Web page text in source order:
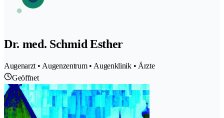
Dr. med. Schmid Esther
Augenarzt • Augenzentrum • Augenklinik • Ärzte
Geöffnet